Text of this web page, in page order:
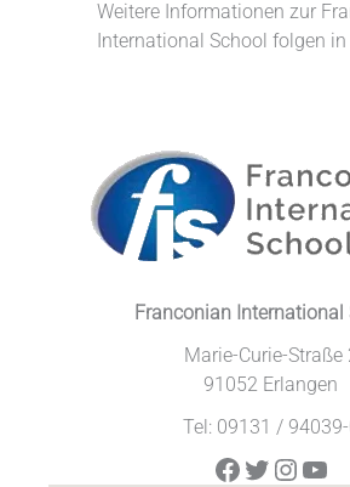
Weitere Informationen zur
International School folgen in
Franconian International
Marie-Curie-Straße
91052 Erlangen
Tel: 09131 /
Facebook
Twitter